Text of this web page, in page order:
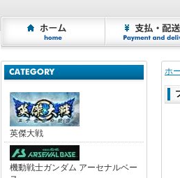
英傑大戦
機動戦士ガンダム アーセナルベー
ホ